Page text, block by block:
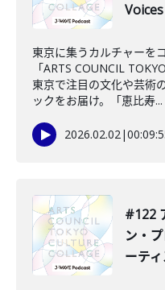
東京に集うカルチャーを
「ARTS COUNCIL
東京で注目の文化や芸術
ックをお届け。「恵比寿...
2026.02.02|
#122
ン・
ーテ